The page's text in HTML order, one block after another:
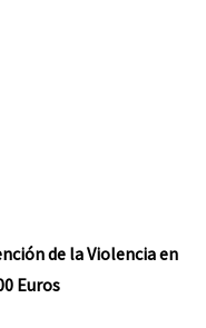
de la Violencia en
Euros